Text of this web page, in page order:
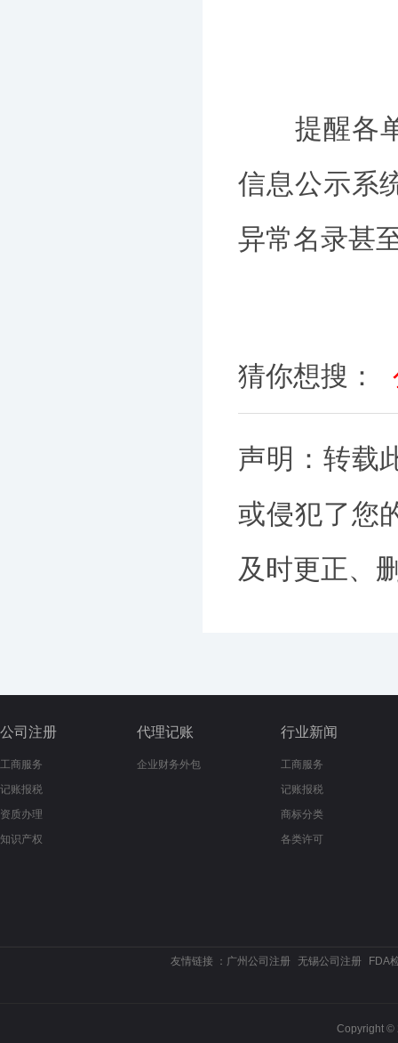
提醒各单
信息公示系
异常名录甚
猜你想搜：
声明：转载
或侵犯了您
及时更正、
公司注册
工商服务
记账报税
资质办理
知识产权
代理记账
企业财务外包
行业新闻
工商服务
记账报税
商标分类
各类许可
友情链接 ： 广州公司注册 无锡公司注册 FDA
Copyright ©